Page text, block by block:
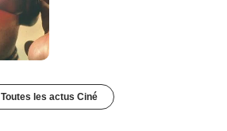
Toutes les actus Ciné